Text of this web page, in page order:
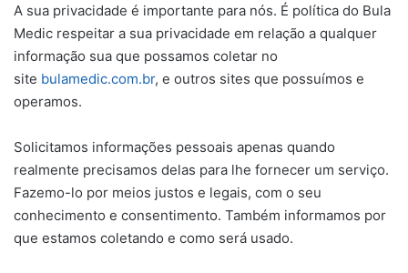
A sua privacidade é importante para nós. É política do Bula
Medic respeitar a sua privacidade em relação a qualquer
informação sua que possamos coletar no
site bulamedic.com.br, e outros sites que possuímos e
operamos.
Solicitamos informações pessoais apenas quando
realmente precisamos delas para lhe fornecer um serviço.
Fazemo-lo por meios justos e legais, com o seu
conhecimento e consentimento. Também informamos por
que estamos coletando e como será usado.